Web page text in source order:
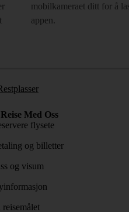
mobilkameraet ditt for å
appen.
Med Oss
flysete
og billetter
og visum
reisemålet